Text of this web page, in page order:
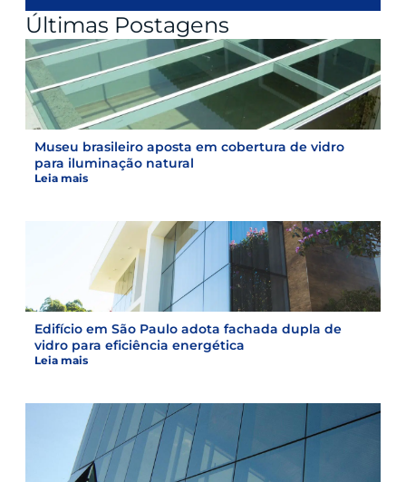
Últimas Postagens
Museu brasileiro aposta em cobertura de vidro
para iluminação natural
Leia mais
Edifício em São Paulo adota fachada dupla de
vidro para eficiência energética
Leia mais